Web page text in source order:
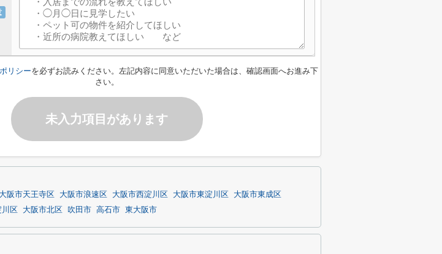
リシーを必ずお読みください。左記内容に同意いただいた場合は、確認画面へお進み下
さい。
未入力項目があります
大阪市天王寺区 大阪市浪速区 大阪市西淀川区 大阪市東淀川区
大阪市東成区
区 大阪市北区 吹田市 高石市 東大阪市